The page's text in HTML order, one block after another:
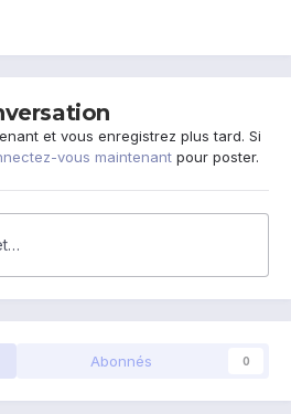
et vous enregistrez plus tard. Si
vous maintenant pour poster.
Abonnés 0